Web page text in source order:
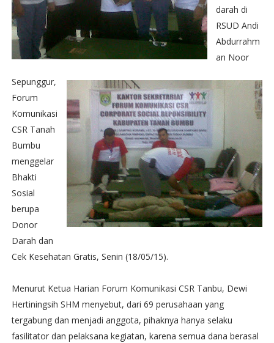
darah di
RSUD Andi
Abdurrahm
an Noor
Sepunggur,
Forum
Komunikasi
CSR Tanah
Bumbu
menggelar
Bhakti
Sosial
berupa
Donor
Darah dan
Cek Kesehatan Gratis, Senin (18/05/15).
Menurut Ketua Harian Forum Komunikasi CSR Tanbu, Dewi
Hertiningsih SHM menyebut, dari 69 perusahaan yang
tergabung dan menjadi anggota, pihaknya hanya selaku
fasilitator dan pelaksana kegiatan, karena semua dana berasal